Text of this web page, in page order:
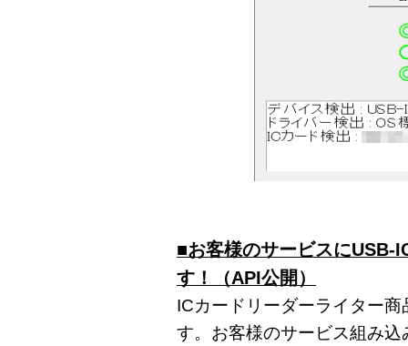
■お客様のサービスにUSB-
す！（API公開）
ICカードリーダーライター
す。お客様のサービス組み